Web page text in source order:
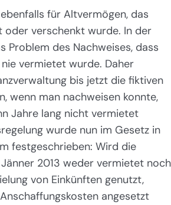
für Altvermögen, das
oder verschenkt wurde. In der
Problem des Nachweises, dass
vermietet wurde. Daher
bis jetzt die fiktiven
wenn man nachweisen konnte,
Jahre lang nicht vermietet
wurde nun im Gesetz in
festgeschrieben: Wird die
2013 weder vermietet noch
von Einkünften genutzt,
angesetzt